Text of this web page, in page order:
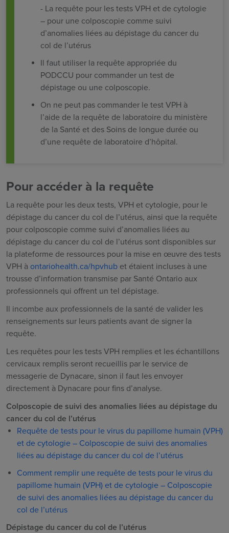
- La requête pour les tests VPH et de cytologie
– pour une colposcopie comme suivi
d’anomalies liées au dépistage du cancer du
col de l’utérus
Il faut utiliser la requête appropriée du
PODCCU pour commander un test de
dépistage ou une colposcopie.
On ne peut pas commander le test VPH à
l’aide de la requête de laboratoire du ministère
de la Santé et des Soins de longue durée ou
d’une requête de laboratoire d’hôpital.
Pour accéder à la requête
La requête pour les deux tests, VPH et cytologie, pour le
dépistage du cancer du col de l’utérus, ainsi que la requête
pour colposcopie comme suivi d’anomalies liées au
dépistage du cancer du col de l’utérus sont disponibles sur
la plateforme de ressources pour la mise en œuvre des tests
VPH à ontariohealth.ca/hpvhub et étaient incluses à une
trousse d’information transmise par Santé Ontario aux
professionnels qui offrent un tel dépistage.
Il incombe aux professionnels de la santé de valider les
renseignements sur leurs patients avant de signer la
requête.
Les requêtes pour les tests VPH remplies et les échantillons
cervicaux remplis seront recueillis par le service de
messagerie de Dynacare, sinon il faut les envoyer
directement à Dynacare pour fins d’analyse.
Colposcopie de suivi des anomalies liées au dépistage du
cancer du col de l’utérus
Requête de tests pour le virus du papillome humain (VPH)
et de cytologie – Colposcopie de suivi des anomalies
liées au dépistage du cancer du col de l’utérus
Comment remplir une requête de tests pour le virus du
papillome humain (VPH) et de cytologie – Colposcopie
de suivi des anomalies liées au dépistage du cancer du
col de l’utérus
Dépistage du cancer du col de l’utérus